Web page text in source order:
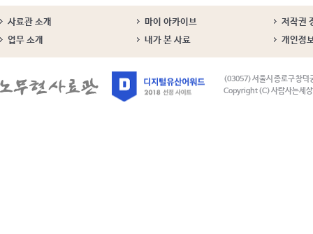
사료관 소개 마이 아카이브
저작권
업무 소개
내가 본 사료 개인정
(03057) 서울시 종로구 창덕
Copyright (C) 사람사는세